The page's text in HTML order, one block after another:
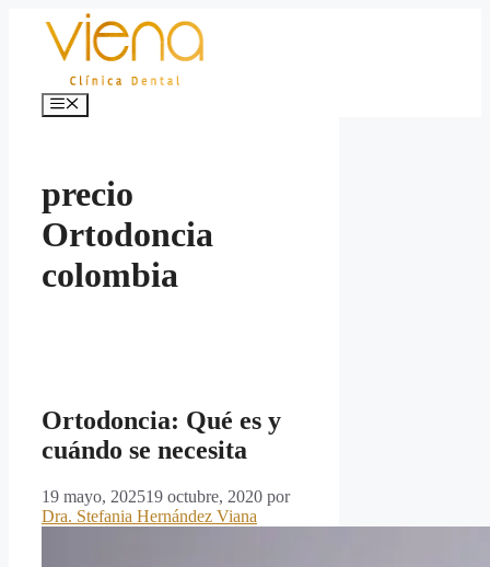
contenido
Menú
precio
Ortodoncia
colombia
Ortodoncia: Qué es y
cuándo se necesita
19 mayo, 202519 octubre, 2020 por
Dra. Stefania Hernández Viana